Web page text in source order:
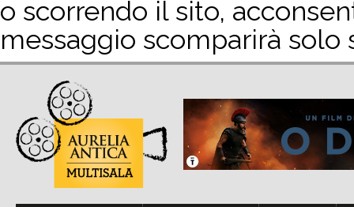
o scorrendo il sito,
messaggio scomparirà